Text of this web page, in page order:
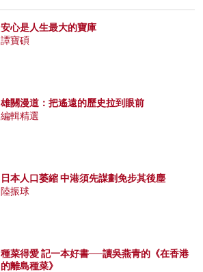
安心是人生最大的寶庫
譚寶碩
雄關漫道：把遙遠的歷史拉到眼前
編輯精選
日本人口萎縮 中港須先謀劃免步其後塵
陸振球
種菜得愛 記一本好書──讀吳燕青的《在香港
的離島種菜》